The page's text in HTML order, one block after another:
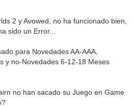
2 y Avowed, no ha funcionado bien,
sido un Error...
para Novedades AA-AAA,
y no-Novedades 6-12-18 Meses
no han sacado su Juego en Game